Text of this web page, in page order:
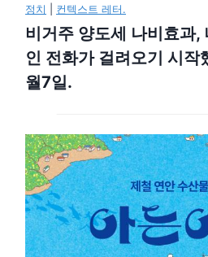
정치 컨텍스트 레터.
비거주 양도세 나비효과,
인 전화가 걸려오기 시
월7일.